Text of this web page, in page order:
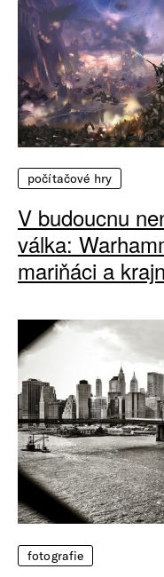
počítačové hry
V budoucnu
válka:
mariňáci a
fotografie